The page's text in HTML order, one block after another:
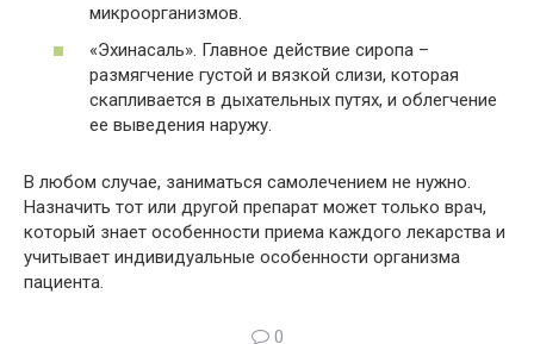
микроорганизмов.
«Эхинасаль». Главное действие сиропа –
размягчение густой и вязкой слизи, которая
скапливается в дыхательных путях, и облегчение
ее выведения наружу.
В любом случае, заниматься самолечением не нужно.
Назначить тот или другой препарат может только врач,
который знает особенности приема каждого лекарства и
учитывает индивидуальные особенности организма
пациента.
0